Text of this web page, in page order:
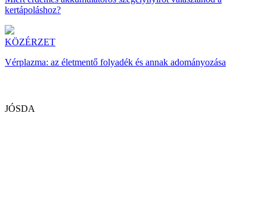
kertápoláshoz?
KÖZÉRZET
Vérplazma: az életmentő folyadék és annak adományozása
JÓSDA